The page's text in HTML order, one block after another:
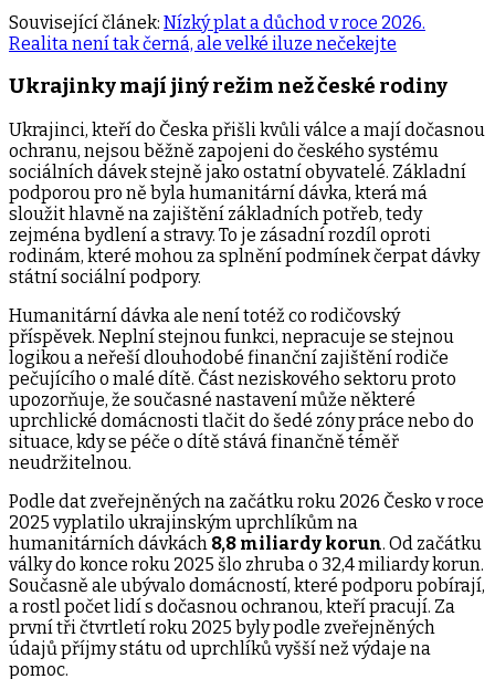
Související článek: Nízký plat a důchod v roce 2026.
Realita není tak černá, ale velké iluze nečekejte
Ukrajinky mají jiný režim než české rodiny
Ukrajinci, kteří do Česka přišli kvůli válce a mají dočasnou
ochranu, nejsou běžně zapojeni do českého systému
sociálních dávek stejně jako ostatní obyvatelé. Základní
podporou pro ně byla humanitární dávka, která má
sloužit hlavně na zajištění základních potřeb, tedy
zejména bydlení a stravy. To je zásadní rozdíl oproti
rodinám, které mohou za splnění podmínek čerpat dávky
státní sociální podpory.
Humanitární dávka ale není totéž co rodičovský
příspěvek. Neplní stejnou funkci, nepracuje se stejnou
logikou a neřeší dlouhodobé finanční zajištění rodiče
pečujícího o malé dítě. Část neziskového sektoru proto
upozorňuje, že současné nastavení může některé
uprchlické domácnosti tlačit do šedé zóny práce nebo do
situace, kdy se péče o dítě stává finančně téměř
neudržitelnou.
Podle dat zveřejněných na začátku roku 2026 Česko v roce
2025 vyplatilo ukrajinským uprchlíkům na
humanitárních dávkách 8,8 miliardy korun. Od začátku
války do konce roku 2025 šlo zhruba o 32,4 miliardy korun.
Současně ale ubývalo domácností, které podporu pobírají,
a rostl počet lidí s dočasnou ochranou, kteří pracují. Za
první tři čtvrtletí roku 2025 byly podle zveřejněných
údajů příjmy státu od uprchlíků vyšší než výdaje na
pomoc.